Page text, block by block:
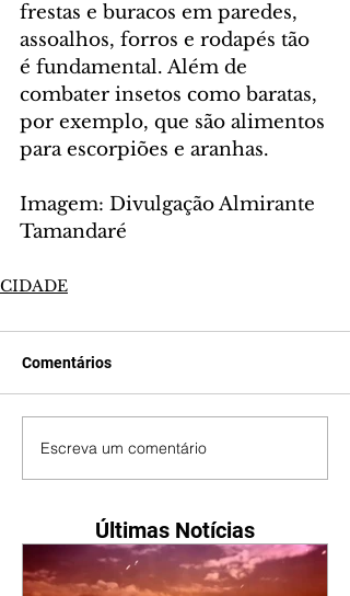
frestas e buracos em paredes,
assoalhos, forros e rodapés tão
é fundamental. Além de
combater insetos como baratas,
por exemplo, que são alimentos
para escorpiões e aranhas.
Imagem: Divulgação Almirante
Tamandaré
CIDADE
Comentários
Escreva um comentário
Últimas Notícias